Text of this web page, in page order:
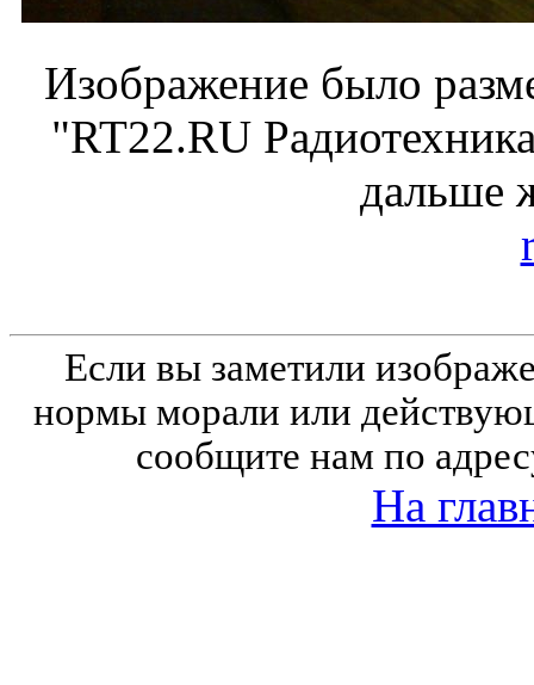
Изображение было
"RT22.RU
дальше
Если вы заметили
нормы морали или
сообщите нам по
На